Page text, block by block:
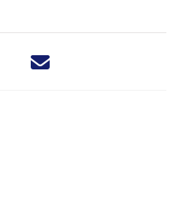
Deel dit nieuwsbericht via X -
Deel dit nieuwsbericht via
Deel dit nieuwsbericht
Deel dit